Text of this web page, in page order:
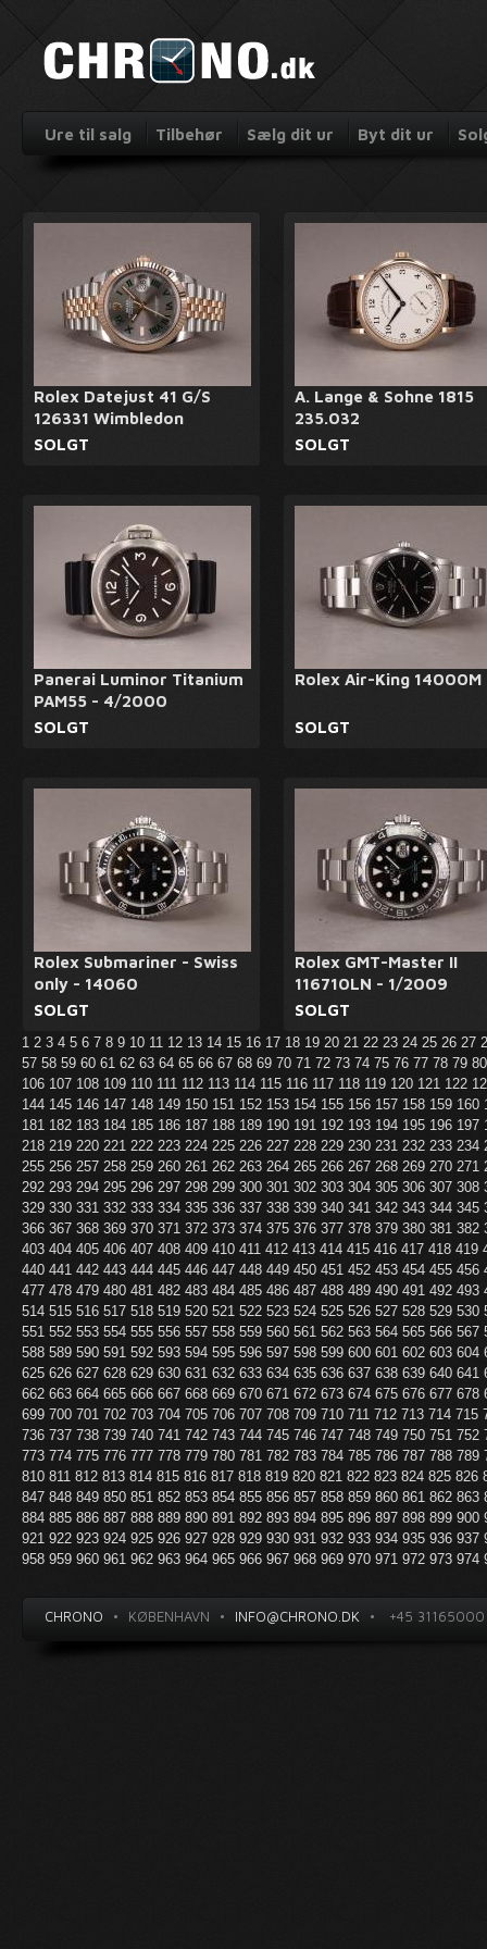
Ure til salg Tilbehør Sælg dit ur Byt dit ur
Rolex Datejust 41 G/S
126331 Wimbledon
SOLGT
A. Lange & Sohne 1815
235.032
SOLGT
Panerai Luminor Titanium
PAM55 - 4/2000
SOLGT
Rolex Air-King 14000M
SOLGT
Rolex Submariner - Swiss
only - 14060
SOLGT
Rolex GMT-Master II
116710LN - 1/2009
SOLGT
1 2 3 4 5 6 7 8 9 10 11 12 13 14 15 16 17 18 19 20 21 22 23 24 25 26 27
57 58 59 60 61 62 63 64 65 66 67 68 69 70 71 72 73 74 75 76 77 78 79
106 107 108 109 110 111 112 113 114 115 116 117 118 119 120 121 122
144 145 146 147 148 149 150 151 152 153 154 155 156 157 158 159 160
181 182 183 184 185 186 187 188 189 190 191 192 193 194 195 196 197
218 219 220 221 222 223 224 225 226 227 228 229 230 231 232 233 234
255 256 257 258 259 260 261 262 263 264 265 266 267 268 269 270 271
292 293 294 295 296 297 298 299 300 301 302 303 304 305 306 307 308
329 330 331 332 333 334 335 336 337 338 339 340 341 342 343 344 345
366 367 368 369 370 371 372 373 374 375 376 377 378 379 380 381 382
403 404 405 406 407 408 409 410 411 412 413 414 415 416 417 418 419
440 441 442 443 444 445 446 447 448 449 450 451 452 453 454 455 456
477 478 479 480 481 482 483 484 485 486 487 488 489 490 491 492 493
514 515 516 517 518 519 520 521 522 523 524 525 526 527 528 529 530
551 552 553 554 555 556 557 558 559 560 561 562 563 564 565 566 567
588 589 590 591 592 593 594 595 596 597 598 599 600 601 602 603 604
625 626 627 628 629 630 631 632 633 634 635 636 637 638 639 640 641
662 663 664 665 666 667 668 669 670 671 672 673 674 675 676 677 678
699 700 701 702 703 704 705 706 707 708 709 710 711 712 713 714 715
736 737 738 739 740 741 742 743 744 745 746 747 748 749 750 751 752
773 774 775 776 777 778 779 780 781 782 783 784 785 786 787 788 789
810 811 812 813 814 815 816 817 818 819 820 821 822 823 824 825 826
847 848 849 850 851 852 853 854 855 856 857 858 859 860 861 862 863
884 885 886 887 888 889 890 891 892 893 894 895 896 897 898 899 900
921 922 923 924 925 926 927 928 929 930 931 932 933 934 935 936 937
958 959 960 961 962 963 964 965 966 967 968 969 970 971 972 973 974
CHRONO • KØBENHAVN • INFO@CHRONO.DK • +45 31165000